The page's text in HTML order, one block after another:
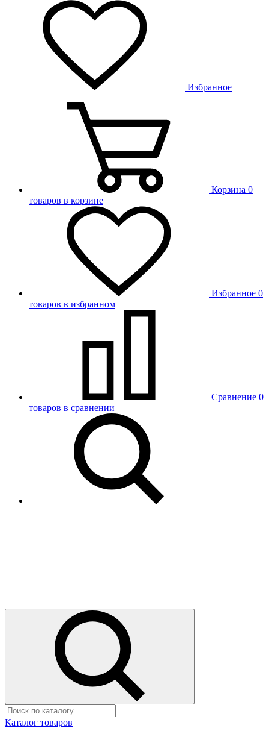
Избранное
Корзина 0
товаров в корзине
Избранное 0
товаров в избранном
Сравнение 0
товаров в сравнении
Каталог товаров